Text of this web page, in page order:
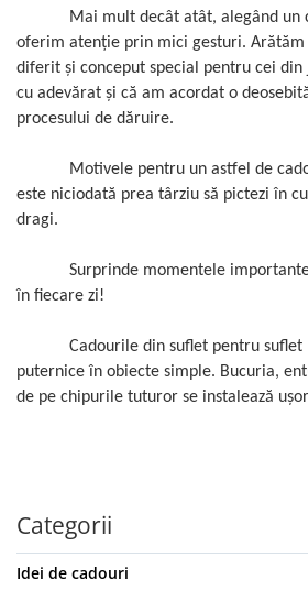
Mai mult decât atât, alegând un
oferim atenție prin mici gesturi. Arătăm
diferit și conceput special pentru cei din
cu adevărat și că am acordat o
procesului de dăruire.
Motivele pentru un astfel de
este niciodată prea târziu să pictezi în
dragi.
Surprinde momentele importante
în fiecare zi!
Cadourile din suflet pentru suflet
puternice în obiecte simple. Bucuria,
de pe chipurile tuturor se instalează
Categorii
Idei de cadouri